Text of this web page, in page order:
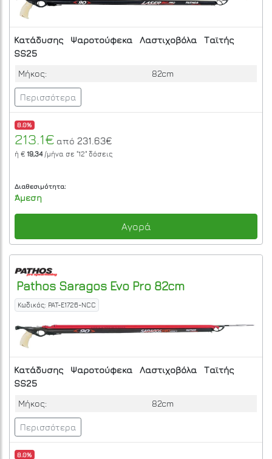
Κατάδυσης Ψαροτούφεκα Λαστιχοβόλα
Ταϊτής
SS25
Μήκος:
82cm
Περισσότερα
8.0%
213.1€ από 231.63€
ή € 19,34/μήνα σε "12" δόσεις
Διαθεσιμότητα:
Άμεση
Αγορά
Pathos Saragos Evo Pro 82cm
Κωδικός: PAT-E1726-NCC
Κατάδυσης Ψαροτούφεκα Λαστιχοβόλα
Ταϊτής
SS25
Μήκος:
82cm
Περισσότερα
8.0%